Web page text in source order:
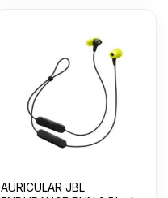
AURICULAR JBL